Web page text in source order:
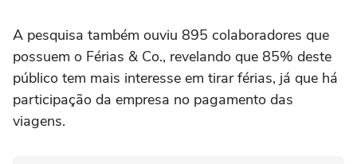
A pesquisa também ouviu 895 colaboradores que
possuem o Férias & Co., revelando que 85% deste
público tem mais interesse em tirar férias, já que há
participação da empresa no pagamento das
viagens.